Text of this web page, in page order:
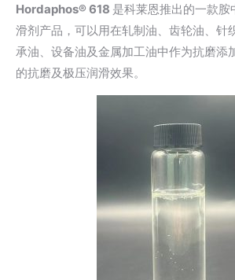
Hordaphos® 618 是科莱恩推出的一款
滑剂产品，可以用在轧制油、齿轮油、针
承油、设备油及金属加工油中作为抗磨添
的抗磨及极压润滑效果。